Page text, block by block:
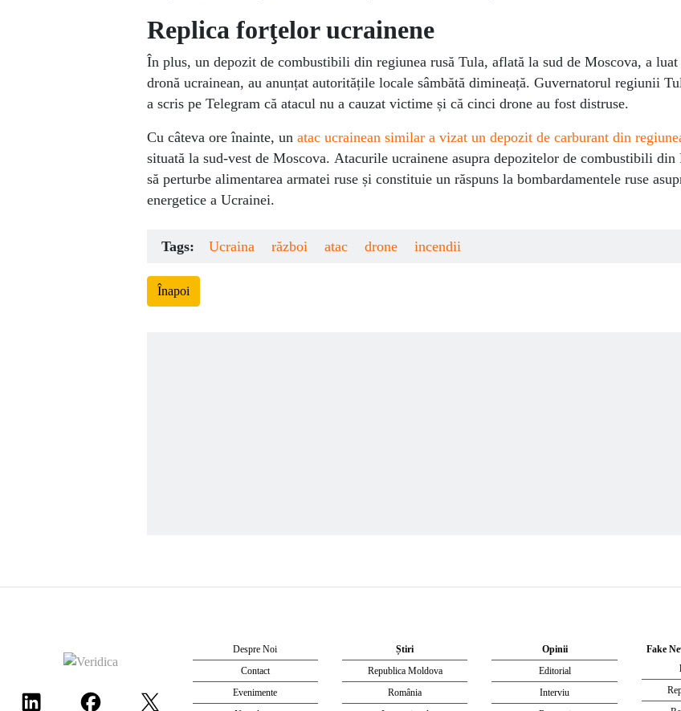
Replica forţelor ucrainene
În plus, un depozit de combustibili din regiunea rusă Tula, aflată la sud de Moscova, a luat
dronă ucrainean, au anunțat autoritățile locale sâmbătă dimineață. Guvernatorul regiunii
a scris pe Telegram că atacul nu a cauzat victime și că cinci drone au fost distruse.
Cu câteva ore înainte, un atac ucrainean similar a vizat un depozit de carburant din
situată la sud-vest de Moscova. Atacurile ucrainene asupra depozitelor de combustibili din
să perturbe alimentarea armatei ruse și constituie un răspuns la bombardamentele ruse
energetice a Ucrainei.
Tags: Ucraina război atac drone incendii
Înapoi
Despre Noi
Contact
Evenimente
Știri
Republica Moldova
România
Opinii
Editorial
Interviu
Fake